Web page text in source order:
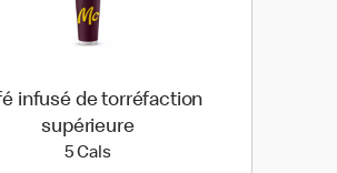
infusé de torréfaction
supérieure
5 Cals5 calories